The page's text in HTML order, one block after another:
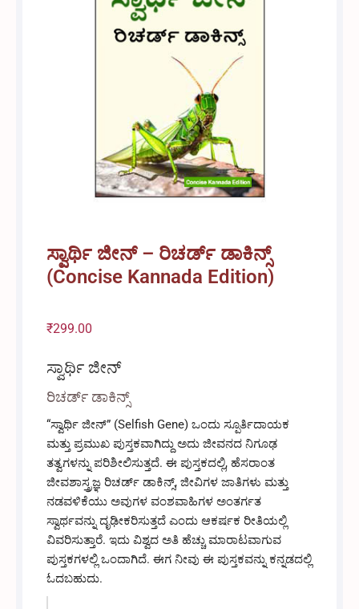
ಸ್ವಾರ್ಥಿ ಜೀನ್ – ರಿಚರ್ಡ್ ಡಾಕಿನ್ಸ್
(Concise Kannada Edition)
₹299.00
ಸ್ವಾರ್ಥಿ ಜೀನ್
ರಿಚರ್ಡ್ ಡಾಕಿನ್ಸ್
“ಸ್ವಾರ್ಥಿ ಜೀನ್” (Selfish Gene) ಒಂದು ಸ್ಪೂರ್ತಿದಾಯಕ
ಮತ್ತು ಪ್ರಮುಖ ಪುಸ್ತಕವಾಗಿದ್ದು ಅದು ಜೀವನದ ನಿಗೂಢ
ತತ್ವಗಳನ್ನು ಪರಿಶೀಲಿಸುತ್ತದೆ. ಈ ಪುಸ್ತಕದಲ್ಲಿ, ಹೆಸರಾಂತ
ಜೀವಶಾಸ್ತ್ರಜ್ಞ ರಿಚರ್ಡ್ ಡಾಕಿನ್ಸ್, ಜೀವಿಗಳ ಜಾತಿಗಳು ಮತ್ತು
ನಡವಳಿಕೆಯು ಅವುಗಳ ವಂಶವಾಹಿಗಳ ಅಂತರ್ಗತ
ಸ್ವಾರ್ಥವನ್ನು ದೃಢೀಕರಿಸುತ್ತದೆ ಎಂದು ಆಕರ್ಷಕ ರೀತಿಯಲ್ಲಿ
ವಿವರಿಸುತ್ತಾರೆ. ಇದು ವಿಶ್ವದ ಅತಿ ಹೆಚ್ಚು ಮಾರಾಟವಾಗುವ
ಪುಸ್ತಕಗಳಲ್ಲಿ ಒಂದಾಗಿದೆ. ಈಗ ನೀವು ಈ ಪುಸ್ತಕವನ್ನು ಕನ್ನಡದಲ್ಲಿ
ಓದಬಹುದು.